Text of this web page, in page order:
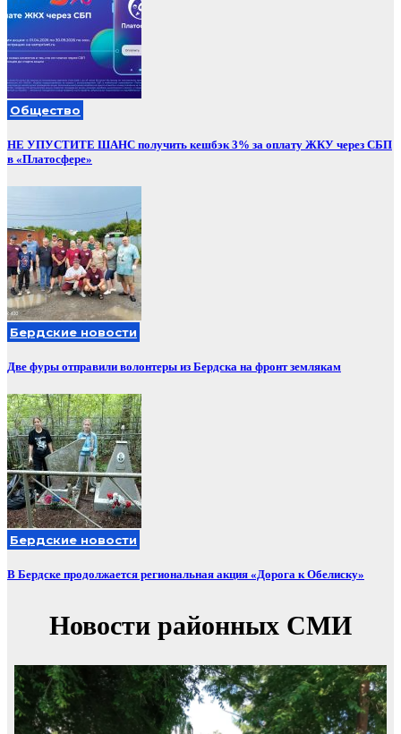
Общество
НЕ УПУСТИТЕ ШАНС получить кешбэк 3% за оплату ЖКУ через СБП
в «Платосфере»
Бердские новости
Две фуры отправили волонтеры из Бердска на фронт землякам
Бердские новости
В Бердске продолжается региональная акция «Дорога к Обелиску»